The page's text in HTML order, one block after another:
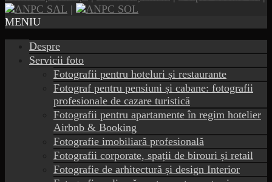
|
MENIU
Despre
Servicii foto
Fotografii pentru hoteluri și restaurante
Fotograf pentru pensiuni și cabane: fotografii
profesionale de cazare turistică
Fotografii pentru apartamente în regim hotelier
Airbnb & Booking
Fotografie imobiliară profesională
Fotografii corporate, spații de birouri și retail
Fotografie de arhitectură și design Interior